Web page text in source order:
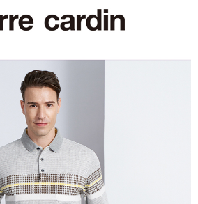
含以上)免運費
含以上)免運費
含以上)免運費